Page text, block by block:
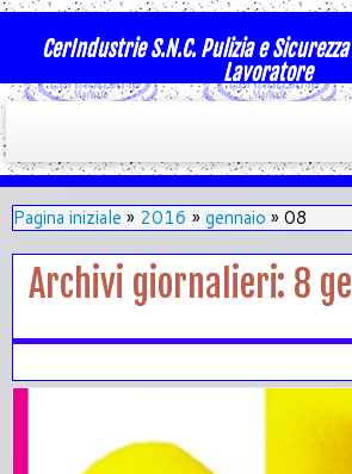
CerIndustrie S.N.C. Pulizia e
Lavoratore
Pagina iniziale » 2016 » gennaio » 08
Archivi giornalieri: 8